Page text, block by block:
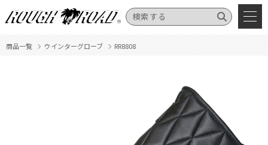
商品一覧 ウインターグローブ RR8808